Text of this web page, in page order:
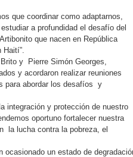
que coordinar como adaptarnos,
a profundidad el desafío del
que nacen en República
Haití”.
y Pierre Simón Georges,
y acordaron realizar reuniones
para abordar los desafíos y
integración y protección de nuestro
oportuno fortalecer nuestra
la lucha contra la pobreza, el
ocasionado un estado de